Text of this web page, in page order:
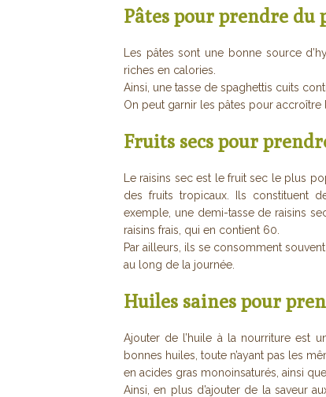
Pâtes pour prendre du
Les pâtes sont une bonne source
riches en calories.
Ainsi, une tasse de spaghettis cuits
On peut garnir les pâtes pour accroître
Fruits secs pour
Le raisins sec est le fruit sec le plus
des fruits tropicaux. Ils constituent
exemple, une demi-tasse de raisins
raisins frais, qui en contient 60.
Par ailleurs, ils se consomment
au long de la journée.
Huiles saines pour
Ajouter de l’huile à la nourriture est
bonnes huiles, toute n’ayant pas les
en acides gras monoinsaturés, ainsi
Ainsi, en plus d’ajouter de la saveur